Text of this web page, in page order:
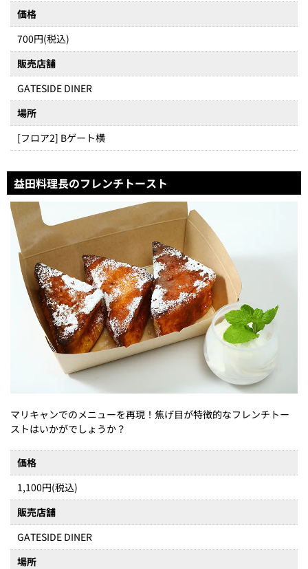
価格
700円(税込)
販売店舗
GATESIDE DINER
場所
[フロア2] Bゲート横
益田料理長のフレンチトースト
マリキャンでのメニューを再現！焦げ目が特徴的なフレンチトー
ストはいかがでしょうか？
価格
1,100円(税込)
販売店舗
GATESIDE DINER
場所